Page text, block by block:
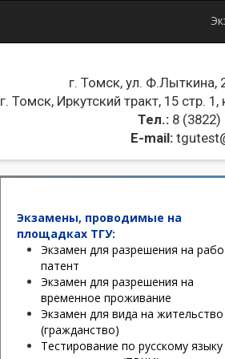
г. Томск, ул. Ф.Лыткина,
г. Томск, Иркутский тракт, 15 стр. 1,
Тел.: 8 (3822)
E-mail:
Экзамены, проводимые на
площадках ТГУ:
Экзамен для разрешения на
патент
Экзамен для разрешения на
временное проживание
Экзамен для вида на жительство
(гражданство)
Тестирование по русскому языку